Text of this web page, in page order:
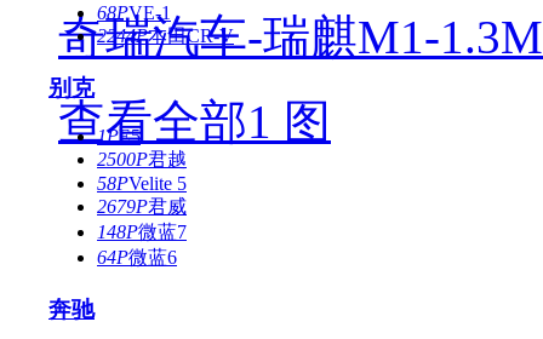
68PVE-1
2244P本田CR-V
别克
1PE5
2500P君越
58PVelite 5
2679P君威
148P微蓝7
64P微蓝6
奔驰
奇瑞汽车-瑞麒M1-
查看全部1 图